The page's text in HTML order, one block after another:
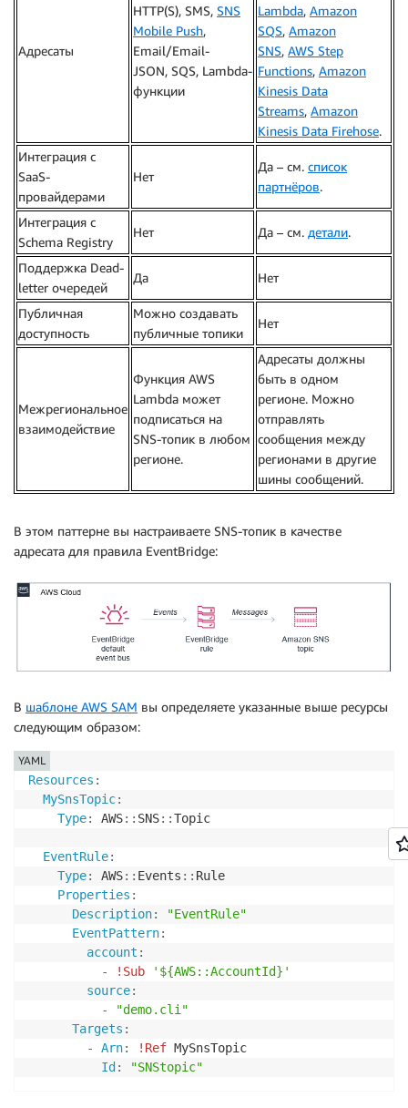
Адресаты
HTTP(S), SMS, SNS
Mobile Push,
Email/Email-
JSON, SQS, Lambda-
функции
Lambda, Amazon
SQS, Amazon
SNS, AWS Step
Functions, Amazon
Kinesis Data
Streams, Amazon
Kinesis Data Firehose.
Интеграция с
SaaS-
провайдерами
Нет
Да – см. список
партнёров.
Интеграция c
Schema Registry
Нет Да – см. детали.
Поддержка Dead-
letter очередей
Да Нет
Публичная
доступность
Можно создавать
публичные топики
Нет
Межрегиональное
взаимодействие
Функция AWS
Lambda может
подписаться на
SNS-топик в любом
регионе.
Адресаты должны
быть в одном
регионе. Можно
отправлять
сообщения между
регионами в другие
шины сообщений.
В этом паттерне вы настраиваете SNS-топик в качестве
адресата для правила EventBridge:
В шаблоне AWS SAM вы определяете указанные выше ресурсы
следующим образом:
Resources :
MySnsTopic:
Type: AWS: : SNS: :Topic
EventRule:
Type: AWS: : Events : : Rule
Properties :
Description:
"EventRule"
EventPattern:
account :
-
!Sub
'${AWS::AccountId}'
source:
-
"demo.cli"
Targets :
-
Arn: !Ref MySnsTopic
Id : "SNStopic"
YAML